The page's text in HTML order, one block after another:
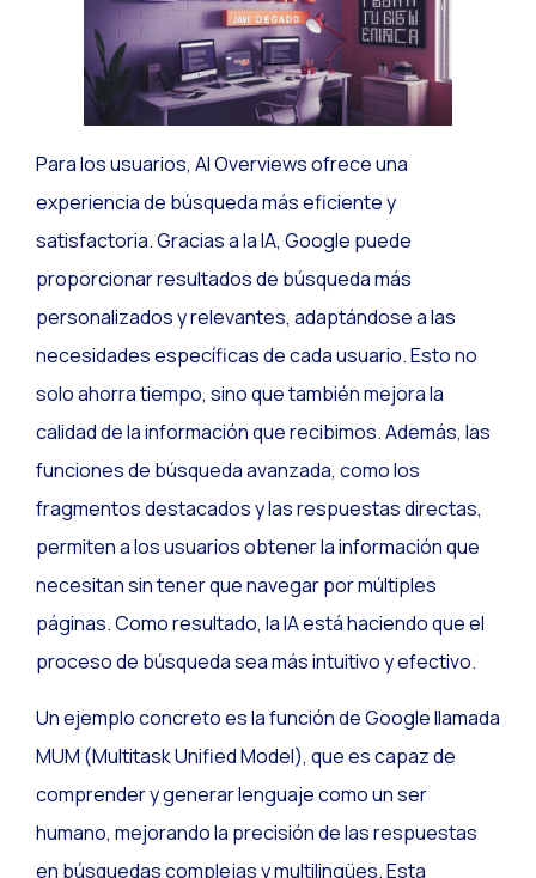
Para los usuarios, AI Overviews ofrece una
experiencia de búsqueda más eficiente y
satisfactoria. Gracias a la IA, Google puede
proporcionar resultados de búsqueda más
personalizados y relevantes, adaptándose a las
necesidades específicas de cada usuario. Esto no
solo ahorra tiempo, sino que también mejora la
calidad de la información que recibimos. Además, las
funciones de búsqueda avanzada, como los
fragmentos destacados y las respuestas directas,
permiten a los usuarios obtener la información que
necesitan sin tener que navegar por múltiples
páginas. Como resultado, la IA está haciendo que el
proceso de búsqueda sea más intuitivo y efectivo.
Un ejemplo concreto es la función de Google llamada
MUM (Multitask Unified Model), que es capaz de
comprender y generar lenguaje como un ser
humano, mejorando la precisión de las respuestas
en búsquedas complejas y multilingües. Esta